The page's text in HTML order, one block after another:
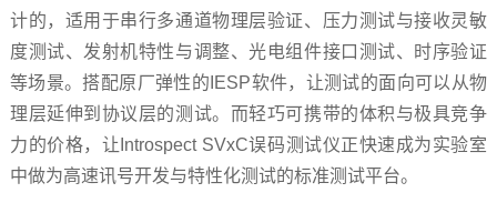
计的，适用于串行多通道物理层验证、压力测试与接收灵敏
度测试、发射机特性与调整、光电组件接口测试、时序验证
等场景。搭配原厂弹性的IESP软件，让测试的面向可以从物
理层延伸到协议层的测试。而轻巧可携带的体积与极具竞争
力的价格，让Introspect SVxC误码测试仪正快速成为实验室
中做为高速讯号开发与特性化测试的标准测试平台。